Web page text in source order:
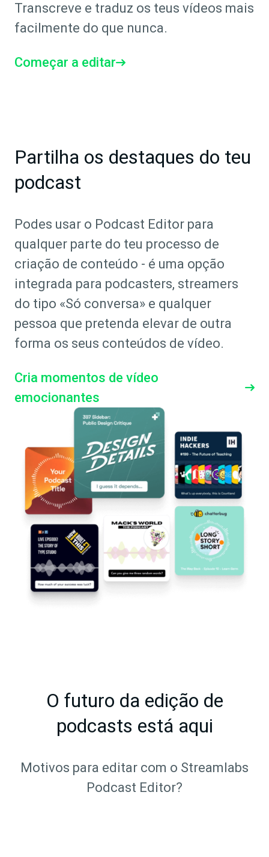
Transcreve e traduz os teus vídeos mais
facilmente do que nunca.
Começar a editar
Partilha os destaques do teu
podcast
Podes usar o Podcast Editor para
qualquer parte do teu processo de
criação de conteúdo - é uma opção
integrada para podcasters, streamers
do tipo «Só conversa» e qualquer
pessoa que pretenda elevar de outra
forma os seus conteúdos de vídeo.
Cria momentos de vídeo
emocionantes
O futuro da edição de
podcasts está aqui
Motivos para editar com o Streamlabs
Podcast Editor?